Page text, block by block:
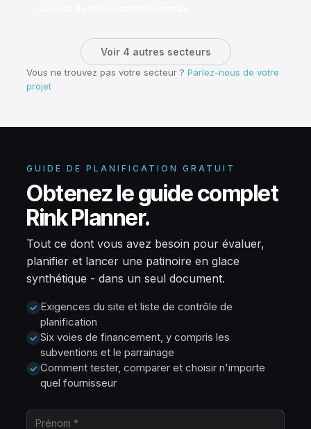
Voir 4 autres secteurs
Vous ne trouvez pas votre secteur ? Parlez-nous de votre
projet
GUIDE DE PLANIFICATION GRATUIT
Obtenez le guide complet
Rink Planner.
Tout ce dont vous avez besoin pour évaluer,
planifier et lancer une patinoire en glace
synthétique - dans un seul document.
Exigences du site et liste de contrôle de
planification
Six voies de financement, y compris les
subventions et le parrainage
Comment tester, comparer et choisir n'importe
quel fournisseur